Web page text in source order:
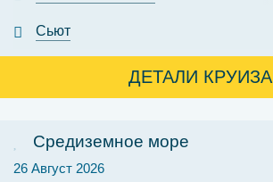
Сьют
ДЕТАЛИ КРУИЗА
Средиземное море
26 Август 2026